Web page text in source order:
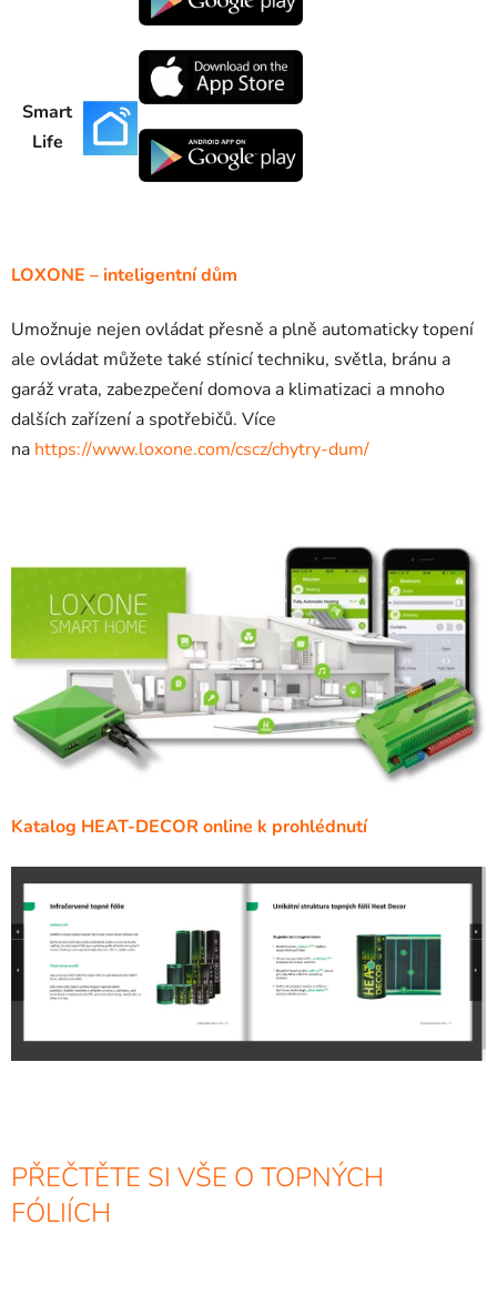
Smart
Life
LOXONE – inteligentní dům
Umožnuje nejen ovládat přesně a plně automaticky topení
ale ovládat můžete také stínicí techniku, světla, bránu a
garáž vrata, zabezpečení domova a klimatizaci a mnoho
dalších zařízení a spotřebičů. Více
na https://www.loxone.com/cscz/chytry-dum/
Katalog HEAT-DECOR online k prohlédnutí
PŘEČTĚTE SI VŠE O TOPNÝCH
FÓLIÍCH